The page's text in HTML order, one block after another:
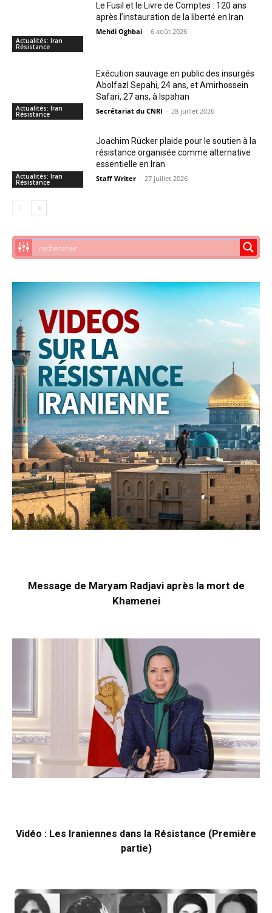
Actualités: Iran
Résistance
Le Fusil et le Livre de Comptes : 120 ans
après l’instauration de la liberté en Iran
Mehdi Oghbai - 6 août 2026
Actualités: Iran
Résistance
Exécution sauvage en public des insurgés
Abolfazl Sepahi, 24 ans, et Amirhossein
Safari, 27 ans, à Ispahan
Secrétariat du CNRI - 28 juillet 2026
Actualités: Iran
Résistance
Joachim Rücker plaide pour le soutien à la
résistance organisée comme alternative
essentielle en Iran
Staff Writer - 27 juillet 2026
Message de Maryam Radjavi après la mort de
Khamenei
Vidéo : Les Iraniennes dans la Résistance (Première
partie)